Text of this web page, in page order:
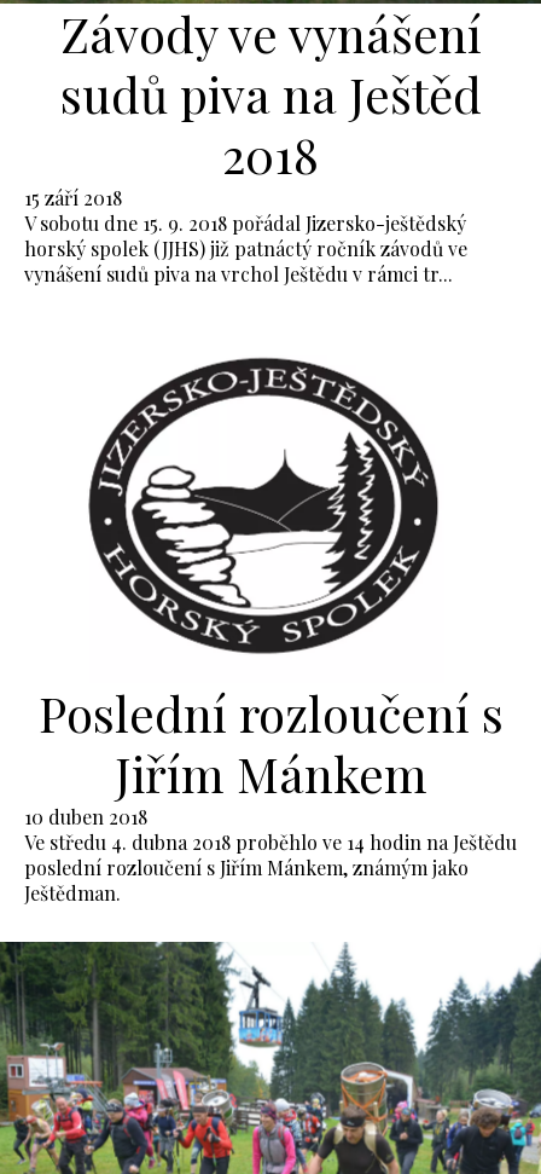
Závody ve vynášení
sudů piva na Ještěd
2018
15 září 2018
V sobotu dne 15. 9. 2018 pořádal Jizersko-ještědský
horský spolek (JJHS) již patnáctý ročník závodů ve
vynášení sudů piva na vrchol Ještědu v rámci tr...
Poslední rozloučení s
Jiřím Mánkem
10 duben 2018
Ve středu 4. dubna 2018 proběhlo ve 14 hodin na Ještědu
poslední rozloučení s Jiřím Mánkem, známým jako
Ještědman.